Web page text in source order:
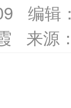
编辑
来源